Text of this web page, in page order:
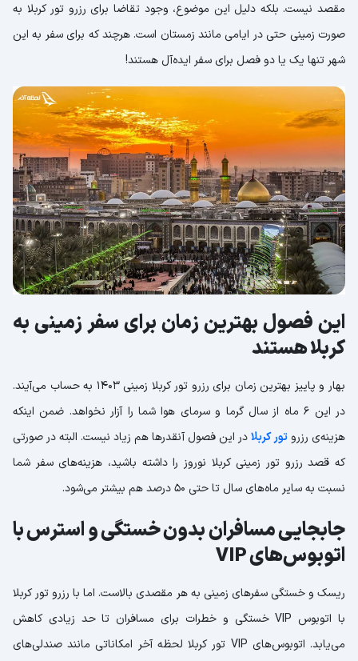
مقصد نیست. بلکه دلیل این موضوع، وجود تقاضا برای رزرو تور کربلا به
صورت زمینی حتی در ایامی مانند زمستان است. هرچند که برای سفر به این
شهر تنها یک یا دو فصل برای سفر ایده‌آل هستند!
این فصول بهترین زمان برای سفر زمینی به
کربلا هستند
بهار و پاییز بهترین زمان برای رزرو تور کربلا زمینی 1403 به حساب می‌آیند.
در این 6 ماه از سال گرما و سرمای هوا شما را آزار نخواهد. ضمن اینکه
هزینه‌ی رزرو تور کربلادر این فصول آنقدرها هم زیاد نیست. البته در صورتی
که قصد رزرو تور زمینی کربلا نوروز را داشته باشید، هزینه‌های سفر شما
نسبت به سایر ماه‌های سال تا حتی 50 درصد هم بیشتر می‌شود.
جابجایی مسافران بدون خستگی و استرس با
اتوبوس‌های VIP
ریسک و خستگی سفرهای زمینی به هر مقصدی بالاست. اما با رزرو تور کربلا
با اتوبوس VIP خستگی و خطرات برای مسافران تا حد زیادی کاهش
می‌یابد. اتوبوس‌های VIP تور کربلا لحظه آخر امکاناتی مانند صندلی‌های